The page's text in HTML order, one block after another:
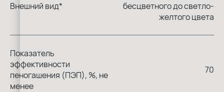
Внешний вид*
бесцветного до светло-
желтого цвета
Показатель
эффективности
пеногашения (ПЭП), %, не
менее
70